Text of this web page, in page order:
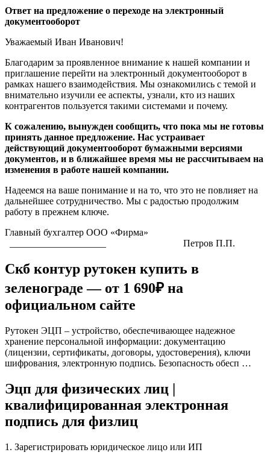
Ответ на предложение о переходе на электронный
документооборот
Уважаемый Иван Иванович!
Благодарим за проявленное внимание к нашей компании и
приглашение перейти на электронный документооборот в
рамках нашего взаимодействия. Мы ознакомились с темой и
внимательно изучили ее аспекты, узнали, кто из наших
контрагентов пользуется такими системами и почему.
К сожалению, вынужден сообщить, что пока мы не готовы
принять данное предложение. Нас устраивает
действующий документооборот бумажными версиями
документов, и в ближайшее время мы не рассчитываем на
изменения в работе нашей компании.
Надеемся на ваше понимание и на то, что это не повлияет на
дальнейшее сотрудничество. Мы с радостью продолжим
работу в прежнем ключе.
Главный бухгалтер ООО «Фирма»
____________________ Петров П.П.
Скб контур рутокен купить в
зеленограде — от 1 690₽ на
официальном сайте
Рутокен ЭЦП – устройство, обеспечивающее надежное
хранение персональной информации: документацию
(лицензии, сертификаты, договоры, удостоверения), ключи
шифрования, электронную подпись. Безопасность обесп …
Эцп для физических лиц |
квалифицированная электронная
подпись для физлиц
1. Зарегистрировать юридическое лицо или ИП